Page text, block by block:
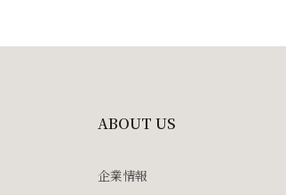
ABOUT US
企業情報